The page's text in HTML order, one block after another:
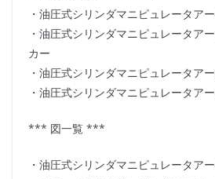
・油圧式シリンダマニピュレータア
・油圧式シリンダマニピュレータア
カー
・油圧式シリンダマニピュレータア
・油圧式シリンダマニピュレータア
*** 図一覧 ***
・油圧式シリンダマニピュレータア